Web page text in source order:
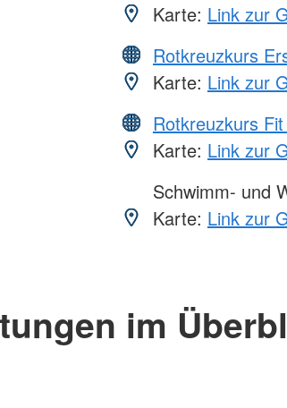
Karte: Link zur
Rotkreuzkurs
Karte: Link zur
Rotkreuzkurs
Karte: Link zur
Schwimm- und
Karte: Link zur
im